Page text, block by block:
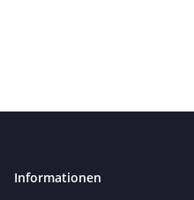
Informationen